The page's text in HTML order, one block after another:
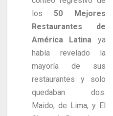
los 50 Mejores
Restaurantes de
América Latina ya
había revelado la
mayoría de sus
restaurantes y solo
quedaban dos:
Maido, de Lima, y El